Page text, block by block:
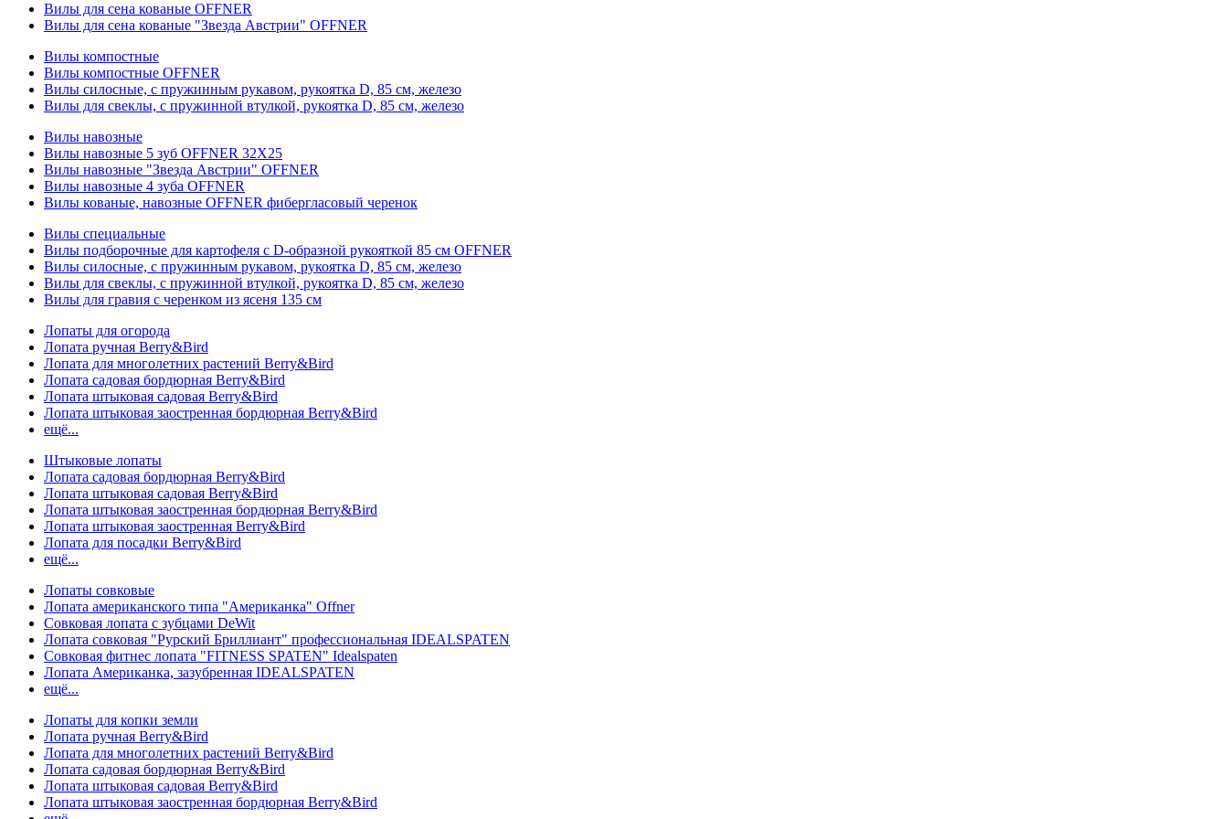
Вилы для сена кованые OFFNER
Вилы для сена кованые "Звезда Австрии" OFFNER
Вилы компостные
Вилы компостные OFFNER
Вилы силосные, с пружинным рукавом, рукоятка D, 85 см, железо
Вилы для свеклы, с пружинной втулкой, рукоятка D, 85 см, железо
Вилы навозные
Вилы навозные 5 зуб OFFNER 32X25
Вилы навозные "Звезда Австрии" OFFNER
Вилы навозные 4 зуба OFFNER
Вилы кованые, навозные OFFNER фибергласовый черенок
Вилы специальные
Вилы подборочные для картофеля с D-образной рукояткой 85 см OFFNER
Вилы силосные, с пружинным рукавом, рукоятка D, 85 см, железо
Вилы для свеклы, с пружинной втулкой, рукоятка D, 85 см, железо
Вилы для гравия с черенком из ясеня 135 см
Лопаты для огорода
Лопата ручная Berry&Bird
Лопата для многолетних растений Berry&Bird
Лопата садовая бордюрная Berry&Bird
Лопата штыковая садовая Berry&Bird
Лопата штыковая заостренная бордюрная Berry&Bird
ещё...
Штыковые лопаты
Лопата садовая бордюрная Berry&Bird
Лопата штыковая садовая Berry&Bird
Лопата штыковая заостренная бордюрная Berry&Bird
Лопата штыковая заостренная Berry&Bird
Лопата для посадки Berry&Bird
ещё...
Лопаты совковые
Лопата американского типа "Американка" Offner
Совковая лопата с зубцами DeWit
Лопата совковая "Рурский Бриллиант" профессиональная IDEALSPATEN
Совковая фитнес лопата "FITNESS SPATEN" Idealspaten
Лопата Американка, зазубренная IDEALSPATEN
ещё...
Лопаты для копки земли
Лопата ручная Berry&Bird
Лопата для многолетних растений Berry&Bird
Лопата садовая бордюрная Berry&Bird
Лопата штыковая садовая Berry&Bird
Лопата штыковая заостренная бордюрная Berry&Bird